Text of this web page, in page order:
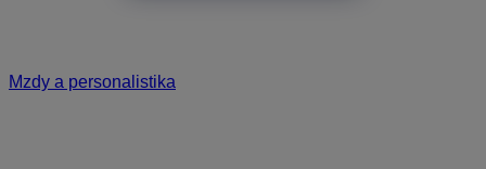
Mzdy a personalistika